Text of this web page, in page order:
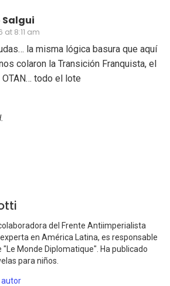
Salgui
at 8:11 am
la misma lógica basura que aquí
colaron la Transición Franquista, el
OTAN… todo el lote
del Frente Antiimperialista
en América Latina, es responsable
Monde Diplomatique". Ha publicado
para niños.
autor